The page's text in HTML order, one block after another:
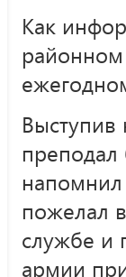
Как
Выступив
напомнил
пожелал
службе и
армии